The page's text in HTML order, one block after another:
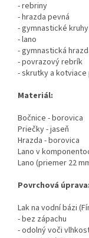
- rebriny
- hrazda pevná
- gymnastické kruhy
- lano
- gymnastická
- povrazový rebrík
- skrutky a
Materiál:
Bočnice - borovica
Priečky - jaseň
Hrazda - borovica
Lano v
Lano (priemer 22
Povrchová úprava:
Lak na vodní bázi
- bez zápachu
- odolný voči